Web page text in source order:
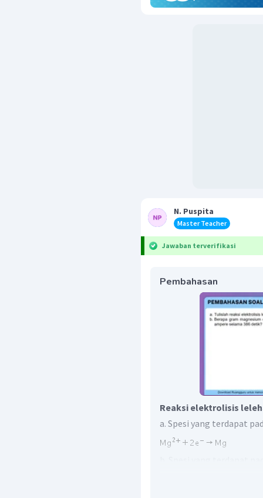
N. Puspita
Master Teacher
Jawaban terverifikasi
Pembahasan
Reaksi elektrolisis
a. Spesi yang terdapat
Massa magnesium